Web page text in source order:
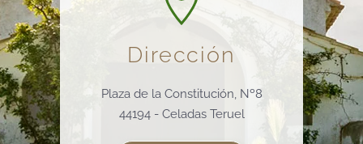
Dirección
Plaza de la Constitución, Nº8
44194 - Celadas Teruel